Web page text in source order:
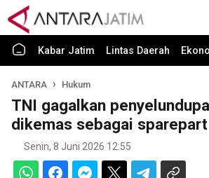
Kabar Jatim Lintas Daerah
ANTARA Hukum
TNI gagalkan
dikemas sebagai sparepart
Senin, 8 Juni 2026 12:55